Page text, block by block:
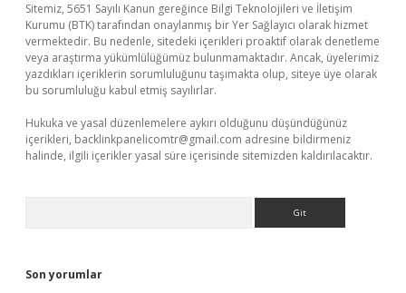
Sitemiz, 5651 Sayılı Kanun gereğince Bilgi Teknolojileri ve İletişim
Kurumu (BTK) tarafından onaylanmış bir Yer Sağlayıcı olarak hizmet
vermektedir. Bu nedenle, sitedeki içerikleri proaktif olarak denetleme
veya araştırma yükümlülüğümüz bulunmamaktadır. Ancak, üyelerimiz
yazdıkları içeriklerin sorumluluğunu taşımakta olup, siteye üye olarak
bu sorumluluğu kabul etmiş sayılırlar.
Hukuka ve yasal düzenlemelere aykırı olduğunu düşündüğünüz
içerikleri, backlinkpanelicomtr@gmail.com adresine bildirmeniz
halinde, ilgili içerikler yasal süre içerisinde sitemizden kaldırılacaktır.
Son yorumlar